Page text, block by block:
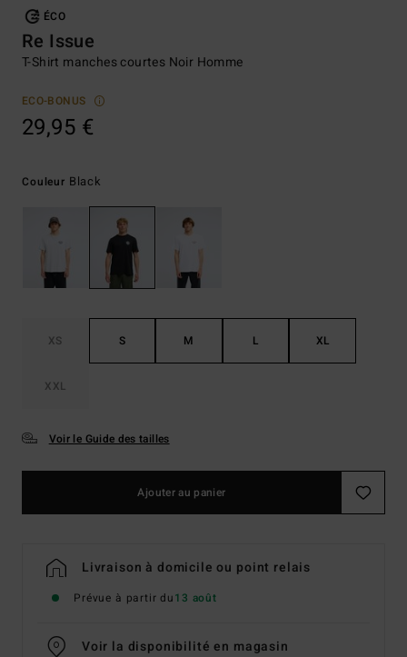
ÉCO
Re Issue
T-Shirt manches courtes Noir Homme
ECO-BONUS
29,95 €
Couleur Black
XS S M L XL
XXL
Voir le Guide des tailles
Ajouter au panier
Livraison à domicile ou point relais
Prévue à partir du13 août
Voir la disponibilité en magasin